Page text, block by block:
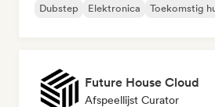
Dubstep
Elektronica Toekomstig
Future House Cloud
Afspeellijst Curator